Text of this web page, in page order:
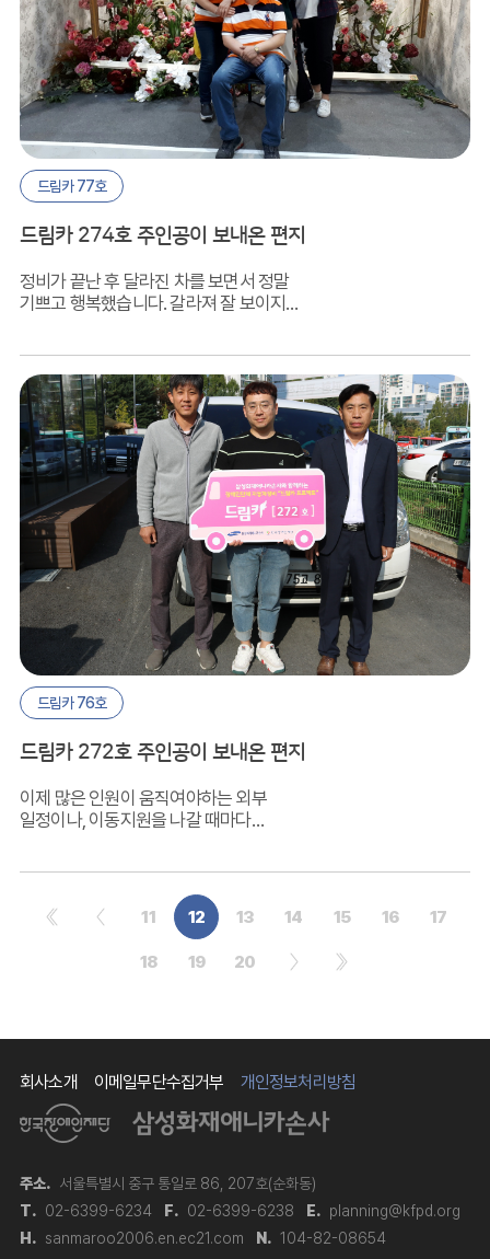
드림카 77호
드림카 274호 주인공이 보내온 편지
정비가 끝난 후 달라진 차를 보면서 정말
기쁘고 행복했습니다. 갈라져 잘 보이지
드림카 76호
드림카 272호 주인공이 보내온 편지
이제 많은 인원이 움직여야하는 외부
일정이나, 이동지원을 나갈 때마다
11 12 13 14 15 16 17
18 19 20
회사소개 이메일무단수집거부 개인정보처리방침
주소. 서울특별시 중구 통일로 86, 207호(순화동)
T. 02-6399-6234 F. 02-6399-6238 E. planning@kfpd.org
H. sanmaroo2006.en.ec21.com N. 104-82-08654